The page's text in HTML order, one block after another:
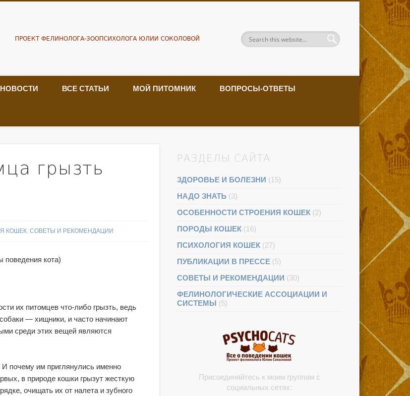
ПРОЕКТ ФЕЛИНОЛОГА-ЗООПСИХОЛОГА ЮЛИИ СОКОЛОВОЙ
НОВОСТИ ВСЕ СТАТЬИ МОЙ ПИТОМНИК ВОПРОСЫ-ОТВЕТЫ
грызть
КОШЕК,СОВЕТЫ И РЕКОМЕНДАЦИИ
кота)
их питомцев что-либо грызть, ведь
— хищники, и часто начинают
среди этих вещей являются
почему им приглянулись именно
в природе кошки грызут жесткую
очищать их от налета и зубного
РАЗДЕЛЫ САЙТА
ЗДОРОВЬЕ И БОЛЕЗНИ (15)
НАДО ЗНАТЬ (3)
ОСОБЕННОСТИ СТРОЕНИЯ КОШЕК (2)
ПОРОДЫ КОШЕК (16)
ПСИХОЛОГИЯ КОШЕК (27)
ПУБЛИКАЦИИ В ПРЕССЕ (5)
СОВЕТЫ И РЕКОМЕНДАЦИИ (30)
ФЕЛИНОЛОГИЧЕСКИЕ АССОЦИАЦИИ И
СИСТЕМЫ (5)
Присоединяйтесь к моим группам с
социальных сетях: